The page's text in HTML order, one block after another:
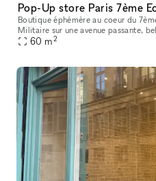
Pop-Up store Paris 7ème
Boutique éphémère au coeur du
Militaire sur une avenue passante,
60 m2